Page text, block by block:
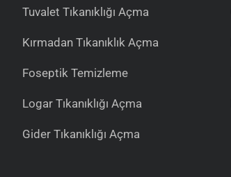
Tuvalet Tıkanıklığı Açma
Kırmadan Tıkanıklık Açma
Foseptik Temizleme
Logar Tıkanıklığı Açma
Gider Tıkanıklığı Açma